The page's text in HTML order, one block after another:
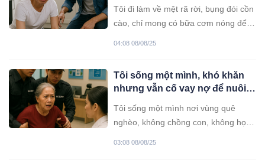
cơm toàn rau với nước canh
Tôi đi làm về mệt rã rời, bụng đói cồn
cào, chỉ mong có bữa cơm nóng để
04:08 08/08/25
Tôi sống một mình, khó khăn
nhưng vẫn cố vay nợ để nuôi
biết…
Tôi sống một mình nơi vùng quê
nghèo, không chồng con, không họ
03:08 08/08/25